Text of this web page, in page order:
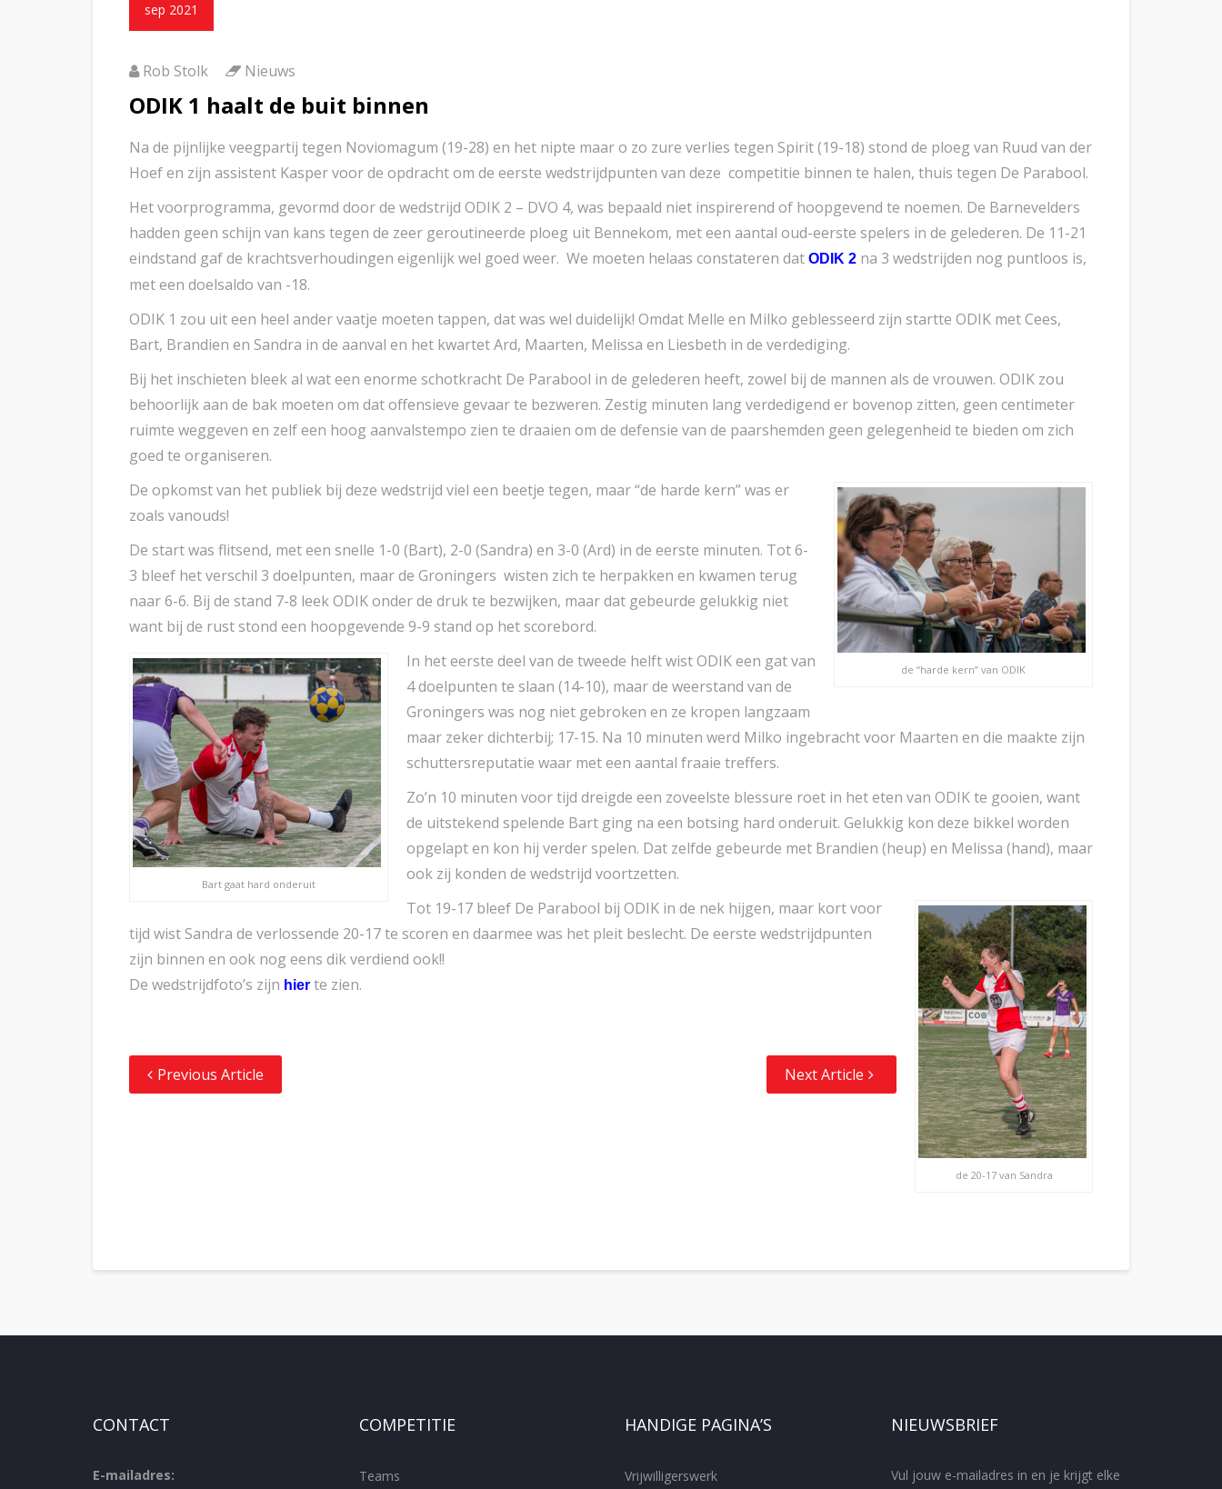
sep 2021
Rob Stolk Nieuws
ODIK 1 haalt de buit binnen
Na de pijnlijke veegpartij tegen Noviomagum (19-28) en het nipte maar o zo zure verlies tegen Spirit (19-18) stond de ploeg van Ruud van der
Hoef en zijn assistent Kasper voor de opdracht om de eerste wedstrijdpunten van deze competitie binnen te halen, thuis tegen De Parabool.
Het voorprogramma, gevormd door de wedstrijd ODIK 2 – DVO 4, was bepaald niet inspirerend of hoopgevend te noemen. De Barnevelders
hadden geen schijn van kans tegen de zeer geroutineerde ploeg uit Bennekom, met een aantal oud-eerste spelers in de gelederen. De 11-21
eindstand gaf de krachtsverhoudingen eigenlijk wel goed weer. We moeten helaas constateren dat ODIK 2 na 3 wedstrijden nog puntloos is,
met een doelsaldo van -18.
ODIK 1 zou uit een heel ander vaatje moeten tappen, dat was wel duidelijk! Omdat Melle en Milko geblesseerd zijn startte ODIK met Cees,
Bart, Brandien en Sandra in de aanval en het kwartet Ard, Maarten, Melissa en Liesbeth in de verdediging.
Bij het inschieten bleek al wat een enorme schotkracht De Parabool in de gelederen heeft, zowel bij de mannen als de vrouwen. ODIK zou
behoorlijk aan de bak moeten om dat offensieve gevaar te bezweren. Zestig minuten lang verdedigend er bovenop zitten, geen centimeter
ruimte weggeven en zelf een hoog aanvalstempo zien te draaien om de defensie van de paarshemden geen gelegenheid te bieden om zich
goed te organiseren.
de “harde kern” van ODIK
De opkomst van het publiek bij deze wedstrijd viel een beetje tegen, maar “de harde kern” was er
zoals vanouds!
De start was flitsend, met een snelle 1-0 (Bart), 2-0 (Sandra) en 3-0 (Ard) in de eerste minuten. Tot 6-
3 bleef het verschil 3 doelpunten, maar de Groningers wisten zich te herpakken en kwamen terug
naar 6-6. Bij de stand 7-8 leek ODIK onder de druk te bezwijken, maar dat gebeurde gelukkig niet
want bij de rust stond een hoopgevende 9-9 stand op het scorebord.
Bart gaat hard onderuit
In het eerste deel van de tweede helft wist ODIK een gat van
4 doelpunten te slaan (14-10), maar de weerstand van de
Groningers was nog niet gebroken en ze kropen langzaam
maar zeker dichterbij; 17-15. Na 10 minuten werd Milko ingebracht voor Maarten en die maakte zijn
schuttersreputatie waar met een aantal fraaie treffers.
Zo’n 10 minuten voor tijd dreigde een zoveelste blessure roet in het eten van ODIK te gooien, want
de uitstekend spelende Bart ging na een botsing hard onderuit. Gelukkig kon deze bikkel worden
opgelapt en kon hij verder spelen. Dat zelfde gebeurde met Brandien (heup) en Melissa (hand), maar
ook zij konden de wedstrijd voortzetten.
de 20-17 van Sandra
Tot 19-17 bleef De Parabool bij ODIK in de nek hijgen, maar kort voor
tijd wist Sandra de verlossende 20-17 te scoren en daarmee was het pleit beslecht. De eerste wedstrijdpunten
zijn binnen en ook nog eens dik verdiend ook!!
De wedstrijdfoto’s zijn hier te zien.
Previous Article Next Article
CONTACT
E-mailadres:
COMPETITIE
Teams
HANDIGE PAGINA’S
Vrijwilligerswerk
NIEUWSBRIEF
Vul jouw e-mailadres in en je krijgt elke